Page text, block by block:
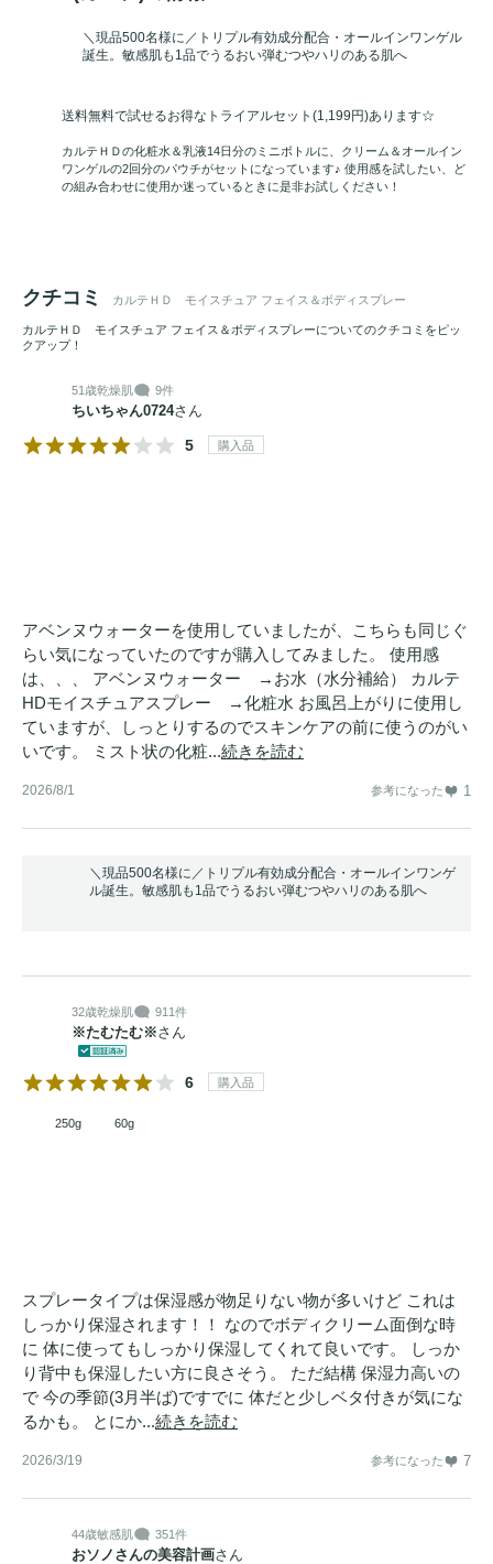
＼現品500名様に／トリプル有効成分配合・オールインワンゲル
誕生。敏感肌も1品でうるおい弾むつやハリのある肌へ
送料無料で試せるお得なトライアルセット(1,199円)あります☆
カルテＨＤの化粧水＆乳液14日分のミニボトルに、クリーム＆オールイン
ワンゲルの2回分のパウチがセットになっています♪ 使用感を試したい、ど
の組み合わせに使用か迷っているときに是非お試しください！
クチコミ カルテＨＤ モイスチュア フェイス＆ボディスプレー
カルテＨＤ モイスチュア フェイス＆ボディスプレーについてのクチコミをピッ
クアップ！
51歳乾燥肌 9件
ちいちゃん0724さん
5 購入品
アベンヌウォーターを使用していましたが、こちらも同じぐ
らい気になっていたのですが購入してみました。 使用感
は、、、 アベンヌウォーター →お水（水分補給） カルテ
HDモイスチュアスプレー →化粧水 お風呂上がりに使用し
ていますが、しっとりするのでスキンケアの前に使うのがい
いです。 ミスト状の化粧...続きを読む
2026/8/1 参考になった 1
＼現品500名様に／トリプル有効成分配合・オールインワンゲ
ル誕生。敏感肌も1品でうるおい弾むつやハリのある肌へ
32歳乾燥肌 911件
※たむたむ※さん
6 購入品
250g 60g
スプレータイプは保湿感が物足りない物が多いけど これは
しっかり保湿されます！！ なのでボディクリーム面倒な時
に 体に使ってもしっかり保湿してくれて良いです。 しっか
り背中も保湿したい方に良さそう。 ただ結構 保湿力高いの
で 今の季節(3月半ば)ですでに 体だと少しベタ付きが気にな
るかも。 とにか...続きを読む
2026/3/19 参考になった 7
44歳敏感肌 351件
おソノさんの美容計画さん